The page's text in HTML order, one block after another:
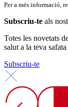
Per a més informació,
Subscriu-te als
Totes les novetats
salut a la teva safata
Subscriu-te